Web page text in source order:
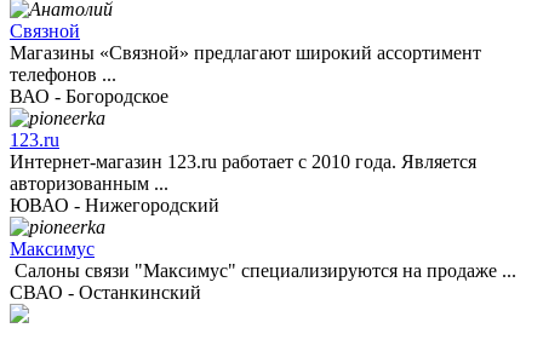
Связной
Магазины «Связной» предлагают широкий ассортимент
телефонов ...
ВАО - Богородское
123.ru
Интернет-магазин 123.ru работает с 2010 года. Является
авторизованным ...
ЮВАО - Нижегородский
Максимус
Салоны связи "Максимус" специализируются на продаже ...
СВАО - Останкинский